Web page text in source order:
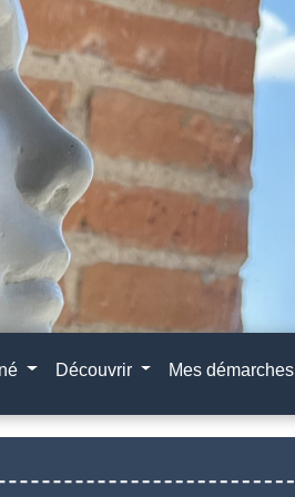
Découvrir Mes démarches